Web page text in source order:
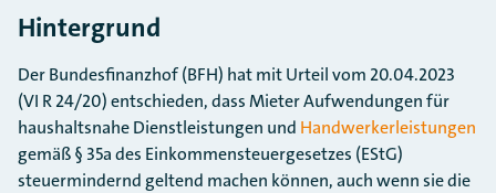
Hintergrund
Der Bundesfinanzhof (BFH) hat mit Urteil vom 20.04.2023
(VI R 24/20) entschieden, dass Mieter Aufwendungen für
haushaltsnahe Dienstleistungen und Handwerkerleistungen
gemäß § 35a des Einkommensteuergesetzes (EStG)
steuermindernd geltend machen können, auch wenn sie die